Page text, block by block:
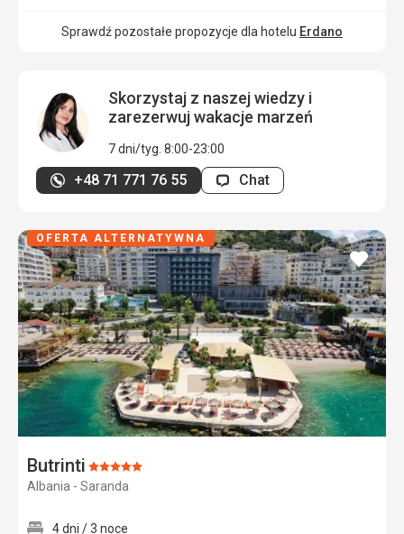
Sprawdź pozostałe propozycje dla hotelu Erdano
Skorzystaj z naszej wiedzy i
zarezerwuj wakacje marzeń
7 dni/tyg. 8:00-23:00
+48 71 771 76 55 Chat
Butrinti Ocena:
5/5
Albania - Saranda
dodaj
do
4 dni / 3 noce
OFERTA ALTERNATYWNA